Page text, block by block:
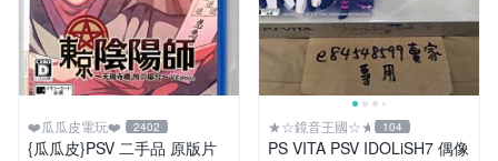
❤️瓜瓜皮電玩❤️ 2402
{瓜瓜皮}PSV 二手品 原版片
★☆鏡音王國☆★ 104
PS VITA PSV IDOLiSH7 偶像